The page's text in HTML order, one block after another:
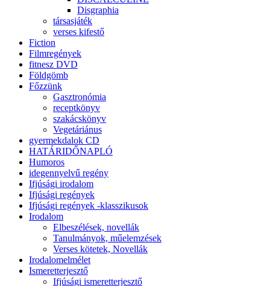
Disgraphia
társasjáték
verses kifestő
Fiction
Filmregények
fitnesz DVD
Földgömb
Főzzünk
Gasztronómia
receptkönyv
szakácskönyv
Vegetáriánus
gyermekdalok CD
HATÁRIDŐNAPLÓ
Humoros
idegennyelvű regény
Ifjúsági irodalom
Ifjúsági regények
Ifjúsági regények -klasszikusok
Irodalom
Elbeszélések, novellák
Tanulmányok, műelemzések
Verses kötetek, Novellák
Irodalomelmélet
Ismeretterjesztő
Ifjúsági ismeretterjesztő